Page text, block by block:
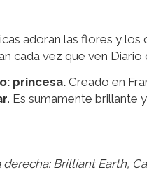
adoran las flores y
cada vez que ven
princesa.Creado en
. Es sumamente brillante
derecha:Brilliant Earth,